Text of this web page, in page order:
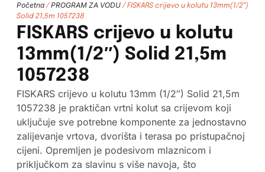
Početna/ PROGRAM ZA VODU/ FISKARS crijevo u kolutu 13mm(1/2″)
Solid 21,5m 1057238
FISKARS crijevo u kolutu
13mm(1/2″) Solid 21,5m
1057238
FISKARS crijevo u kolutu 13mm (1/2″) Solid 21,5m
1057238 je praktičan vrtni kolut sa crijevom koji
uključuje sve potrebne komponente za jednostavno
zalijevanje vrtova, dvorišta i terasa po pristupačnoj
cijeni. Opremljen je podesivom mlaznicom i
priključkom za slavinu s više navoja, što